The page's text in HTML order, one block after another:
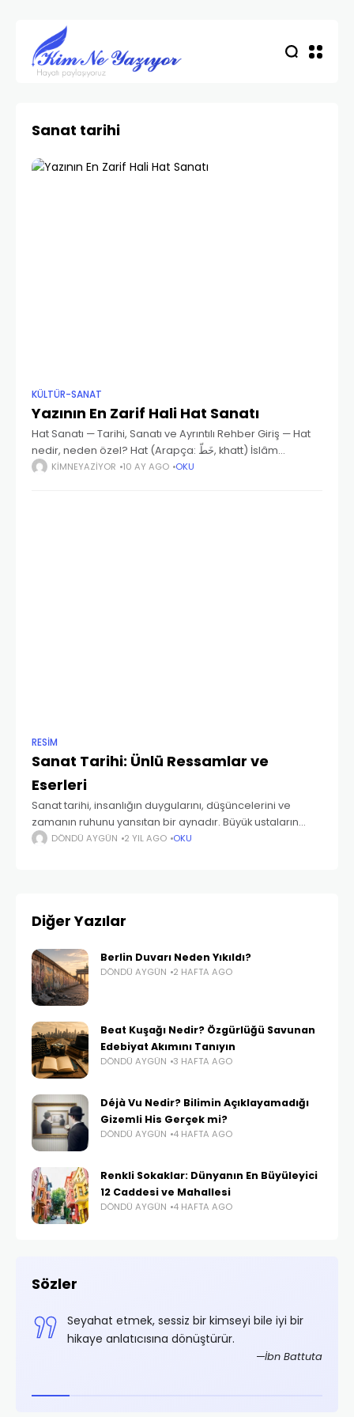
Sanat tarihi
KÜLTÜR-SANAT
Yazının En Zarif Hali Hat Sanatı
Hat Sanatı — Tarihi, Sanatı ve Ayrıntılı Rehber Giriş — Hat
nedir, neden özel? Hat (Arapça: خَطّ‎, khatt) İslâm
dünyasında estetik yazı biçimi anlamına gelir; daha
KIMNEYAZIYOR 10 AY AGO OKU
RESIM
Sanat Tarihi: Ünlü Ressamlar ve
Eserleri
Sanat tarihi, insanlığın duygularını, düşüncelerini ve
zamanın ruhunu yansıtan bir aynadır. Büyük ustaların
sanatları, sadece zamanlarının değil, gelecek kuşakların
DÖNDÜ AYGÜN 2 YIL AGO OKU
Diğer Yazılar
Berlin Duvarı Neden Yıkıldı?
DÖNDÜ AYGÜN 2 HAFTA AGO
Beat Kuşağı Nedir? Özgürlüğü Savunan
Edebiyat Akımını Tanıyın
DÖNDÜ AYGÜN 3 HAFTA AGO
Déjà Vu Nedir? Bilimin Açıklayamadığı
Gizemli His Gerçek mi?
DÖNDÜ AYGÜN 4 HAFTA AGO
Renkli Sokaklar: Dünyanın En Büyüleyici
12 Caddesi ve Mahallesi
DÖNDÜ AYGÜN 4 HAFTA AGO
Sözler
Seyahat etmek, sessiz bir kimseyi bile iyi bir
hikaye anlatıcısına dönüştürür.
İbn Battuta